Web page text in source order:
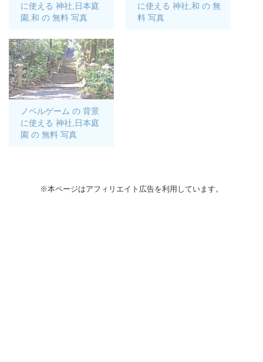
に使える 神社,日本庭
園,和 の 無料 写真
に使える 神社,和 の 無
料 写真
ノベルゲーム の 背景
に使える 神社,日本庭
園 の 無料 写真
※本ページはアフィリエイト広告を利用しています。